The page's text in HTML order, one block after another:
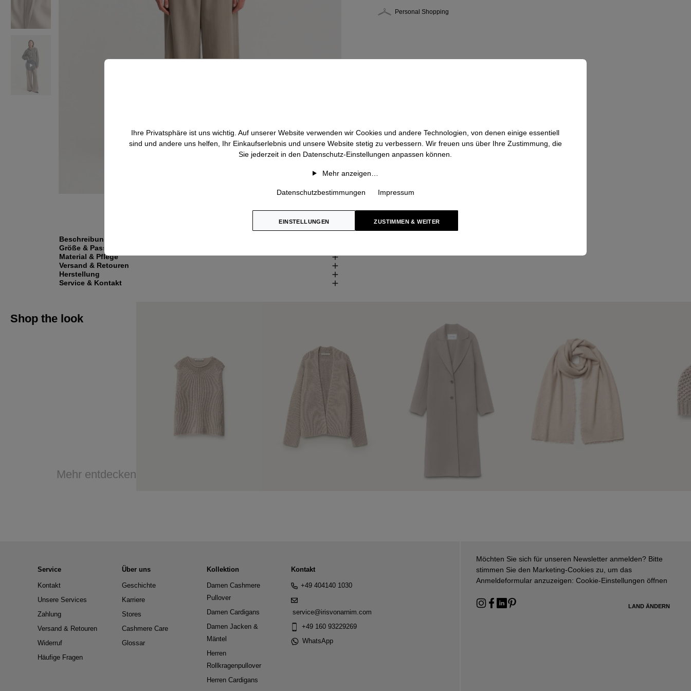
Personal Shopping
Beschreibung
Größe & Passform
Material & Pflege
Versand & Retouren
Herstellung
Service & Kontakt
Shop the look
Mehr entdecken
Service
Kontakt
Unsere Services
Zahlung
Versand & Retouren
Widerruf
Häufige Fragen
Über uns
Geschichte
Karriere
Stores
Cashmere Care
Glossar
Kollektion
Damen Cashmere
Pullover
Damen Cardigans
Damen Jacken &
Mäntel
Herren
Rollkragenpullover
Herren Cardigans
Kontakt
+49 404140 1030
service@irisvonarnim.com
+49 160 93229269
WhatsApp
Möchten Sie sich für unseren Newsletter anmelden? Bitte
stimmen Sie den Marketing-Cookies zu, um das
Anmeldeformular anzuzeigen: Cookie-Einstellungen öffnen
LAND ÄNDERN
Ihre Privatsphäre ist uns wichtig. Auf unserer Website verwenden wir Cookies und andere Technologien, von denen einige essentiell
sind und andere uns helfen, Ihr Einkaufserlebnis und unsere Website stetig zu verbessern. Wir freuen uns über Ihre Zustimmung, die
Sie jederzeit in den Datenschutz-Einstellungen anpassen können.
Mehr anzeigen…
Datenschutzbestimmungen Impressum
EINSTELLUNGEN ZUSTIMMEN & WEITER